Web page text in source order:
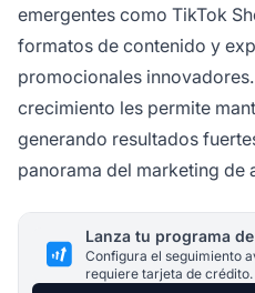
emergentes como TikTok
formatos de contenido y
promocionales
crecimiento les permite
generando resultados
panorama del marketing de
Lanza tu programa
Configura el seguimiento
requiere tarjeta de crédito.